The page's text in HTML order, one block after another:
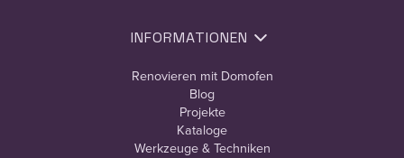
INFORMATIONEN
Renovieren mit Domofen
Blog
Projekte
Kataloge
Werkzeuge & Techniken